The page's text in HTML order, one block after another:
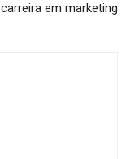
carreira em marketing